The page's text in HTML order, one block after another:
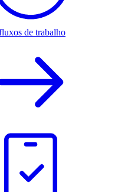
de trabalho